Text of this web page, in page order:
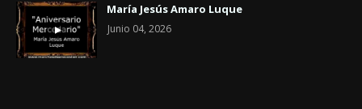
María Jesús Amaro Luque
Junio 04, 2026